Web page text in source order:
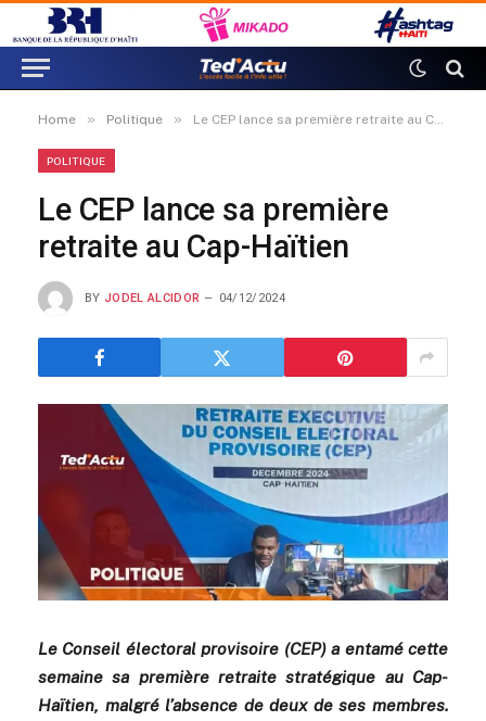
Home » Politique » Le CEP lance sa première retraite au Cap-Haïtien
POLITIQUE
Le CEP lance sa première
retraite au Cap-Haïtien
BY JODEL ALCIDOR 04/12/2024
Le Conseil électoral provisoire (CEP) a entamé cette
semaine sa première retraite stratégique au Cap-
Haïtien, malgré l’absence de deux de ses membres.